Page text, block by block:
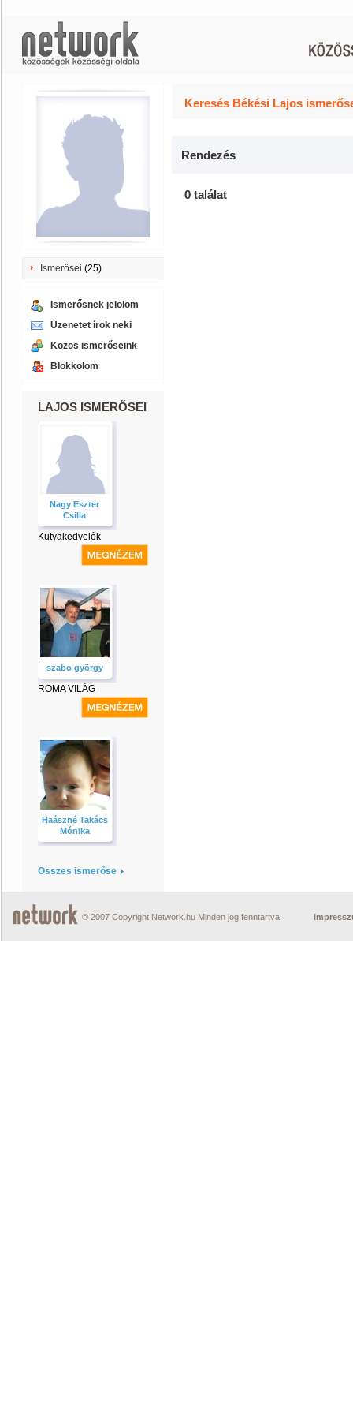
Ismerősei (25)
Ismerősnek jelölöm
Üzenetet írok neki
Közös ismerőseink
Blokkolom
LAJOS ISMERŐSEI
Nagy Eszter
Csilla
Kutyakedvelők
szabo györgy
ROMA VILÁG
Haászné Takács
Mónika
Összes ismerőse
Keresés Békési Lajos
Rendezés
0 találat
© 2007 Copyright Network.hu Minden jog fenntartva.